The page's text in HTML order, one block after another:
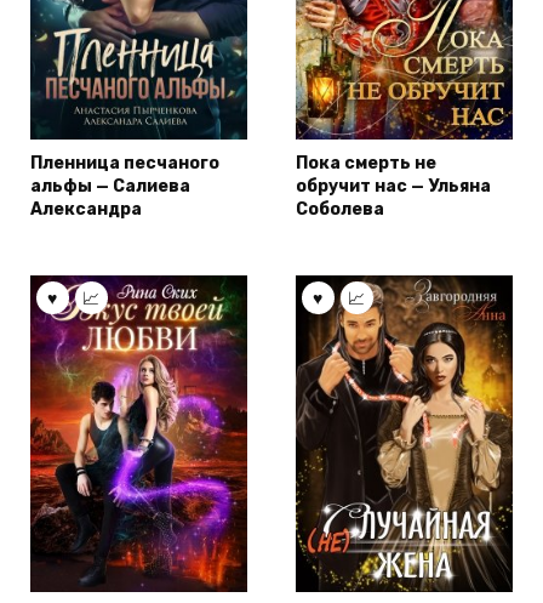
Пленница песчаного
альфы — Салиева
Александра
Пока смерть не
обручит нас — Ульяна
Соболева